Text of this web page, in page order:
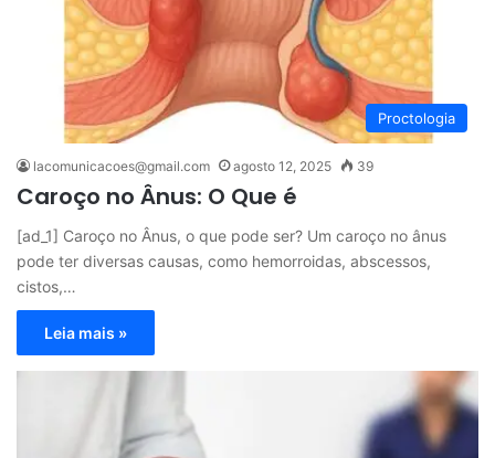
Proctologia
lacomunicacoes@gmail.com agosto 12, 2025 39
Caroço no Ânus: O Que é
[ad_1] Caroço no Ânus, o que pode ser? Um caroço no ânus
pode ter diversas causas, como hemorroidas, abscessos,
cistos,…
Leia mais »